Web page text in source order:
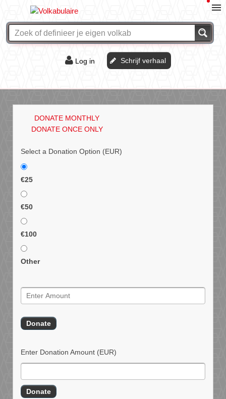
Log in Schrijf verhaal
DONATE MONTHLY
DONATE ONCE ONLY
Select a Donation Option (EUR)
€25
€50
€100
Other
Enter Donation Amount (EUR)